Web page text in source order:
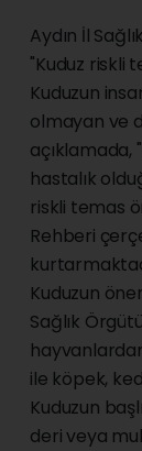
Aydın İl
"Kuduz riskli
Kuduzun
olmayan ve
açıklamada,
hastalık
riskli temas
Rehberi
Kuduzun
Sağlık
ile köpek,
Kuduzun
deri veya